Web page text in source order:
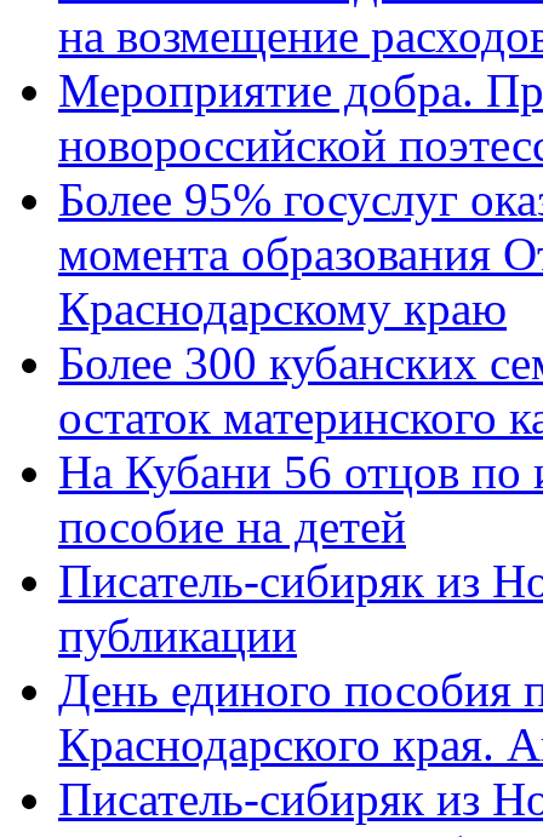
на возмещение
Мероприятие добра.
новороссийской
Более 95% госуслуг
момента образования
Краснодарскому краю
Более 300 кубанских
остаток материнского
На Кубани 56 отцов по
пособие на детей
Писатель-сибиряк из
публикации
День единого пособия
Краснодарского края.
Писатель-сибиряк из